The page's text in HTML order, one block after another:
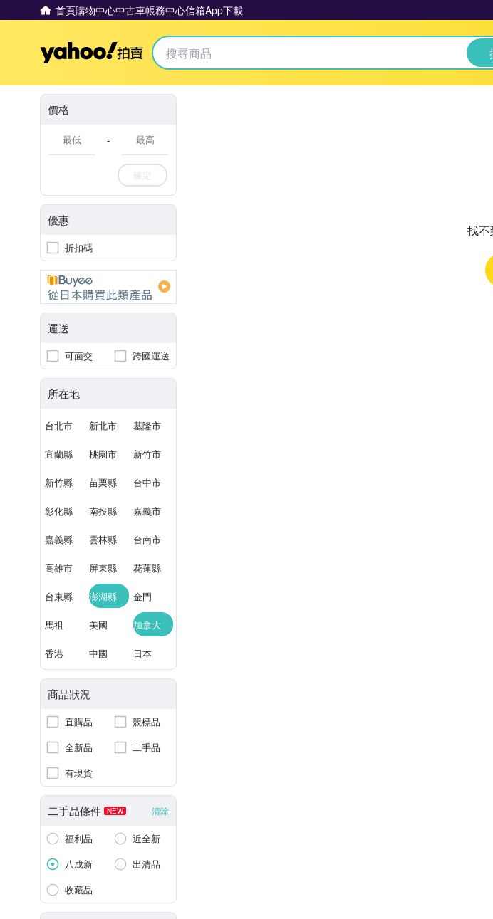
首頁購物中心中古車帳務中心信箱App下載
Yahoo拍賣
價格
-
確定
優惠
折扣碼
運送
可面交 跨國運送
所在地
台北市 新北市 基隆市
宜蘭縣 桃園市 新竹市
新竹縣 苗栗縣 台中市
彰化縣 南投縣 嘉義市
嘉義縣 雲林縣 台南市
高雄市 屏東縣 花蓮縣
台東縣 澎湖縣 金門
馬祖 美國 加拿大
香港 中國 日本
商品狀況
直購品
競標品
全新品
二手品
有現貨
二手品條件 NEW 清除
福利品
近全新
八成新
出清品
收藏品
找不